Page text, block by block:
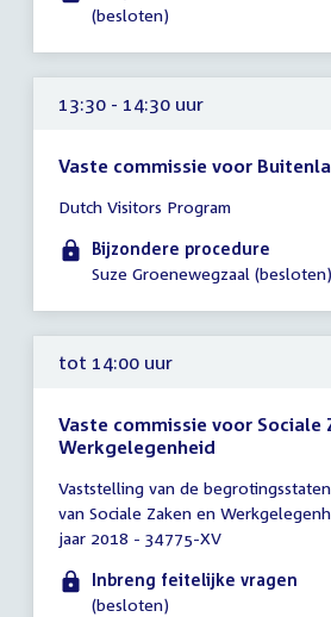
14:30(besloten)
13:30 - 14:30 uur
Vaste commissie voor
vergadering
13:30
-
uur
Dutch Visitors Program
Bijzondere procedure
Suze Groenewegzaal (besloten)
tot 14:00 uur
Vaste commissie voor Sociale
Werkgelegenheid
vergadering
tot
14:00
uur
Vaststelling van de
van Sociale Zaken en
jaar 2018 - 34775-XV
Inbreng feitelijke vragen
(besloten)